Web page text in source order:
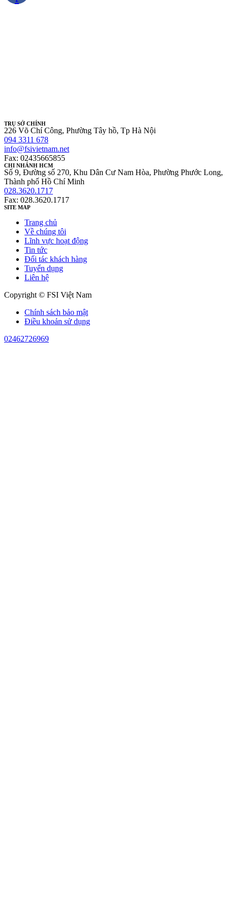
TRỤ SỞ CHÍNH
226 Võ Chí Công, Phường Tây hồ, Tp Hà Nội
094 3311 678
info@fsivietnam.net
Fax: 02435665855
CHI NHÁNH HCM
Số 9, Đường số 270, Khu Dân Cư Nam Hòa, Phường Phước Long,
Thành phố Hồ Chí Minh
028.3620.1717
Fax: 028.3620.1717
SITE MAP
Trang chủ
Về chúng tôi
Lĩnh vực hoạt động
Tin tức
Đối tác khách hàng
Tuyển dụng
Liên hệ
Copyright © FSI Việt Nam
Chính sách bảo mật
Điều khoản sử dụng
02462726969